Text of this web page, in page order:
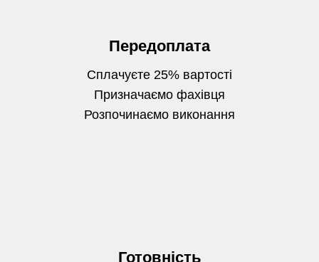
Передоплата
Сплачуєте 25% вартості
Призначаємо фахівця
Розпочинаємо виконання
Готовність